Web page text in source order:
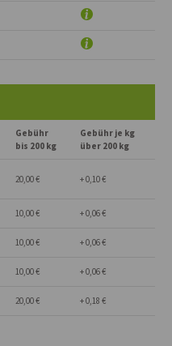
Gebühr
bis 200 kg
Gebühr je kg
über 200 kg
20,00 € + 0,10 €
10,00 € + 0,06 €
10,00 € + 0,06 €
10,00 € + 0,06 €
20,00 € + 0,18 €